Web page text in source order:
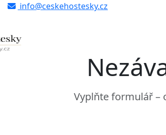
info@ceskehostesky.cz
Vyplňte formulář –